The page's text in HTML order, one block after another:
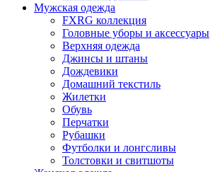
Мужская одежда
FXRG коллекция
Головные уборы и аксессуары
Верхняя одежда
Джинсы и штаны
Дождевики
Домашний текстиль
Жилетки
Обувь
Перчатки
Рубашки
Футболки и лонгсливы
Толстовки и свитшоты